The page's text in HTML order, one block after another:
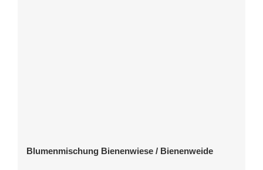
Blumenmischung Bienenwiese / Bienenweide